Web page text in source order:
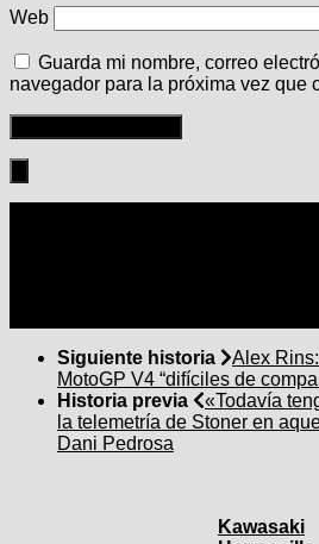
Web
Guarda mi nombre, correo
navegador para la próxima vez que
Siguiente historia
Alex
MotoGP V4 “difíciles de
Historia previa
«Todavía
la telemetría de Stoner en
Dani Pedrosa
Kawasaki